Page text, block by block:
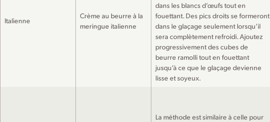
Italienne
Crème au beurre à la
meringue italienne
dans les blancs d’œufs tout en
fouettant. Des pics droits se formeront
dans le glaçage seulement lorsqu’il
sera complètement refroidi. Ajoutez
progressivement des cubes de
beurre ramolli tout en fouettant
jusqu’à ce que le glaçage devienne
lisse et soyeux.
La méthode est similaire à celle pour